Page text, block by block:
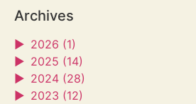
Archives
► 2026 (1)
► 2025 (14)
► 2024 (28)
► 2023 (12)